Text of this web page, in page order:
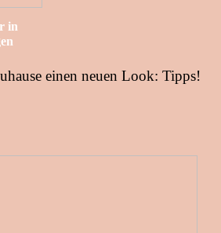
in
einen neuen Look: Tipps!